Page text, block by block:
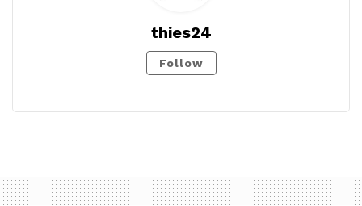
thies24
Follow